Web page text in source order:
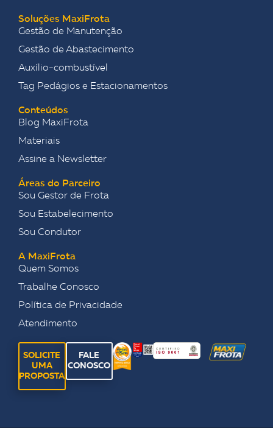
Soluções MaxiFrota
Gestão de Manutenção
Gestão de Abastecimento
Auxílio-combustível
Tag Pedágios e Estacionamentos
Conteúdos
Blog MaxiFrota
Materiais
Assine a Newsletter
Áreas do Parceiro
Sou Gestor de Frota
Sou Estabelecimento
Sou Condutor
A MaxiFrota
Quem Somos
Trabalhe Conosco
Política de Privacidade
Atendimento
SOLICITE
UMA
PROPOSTA
FALE
CONOSCO